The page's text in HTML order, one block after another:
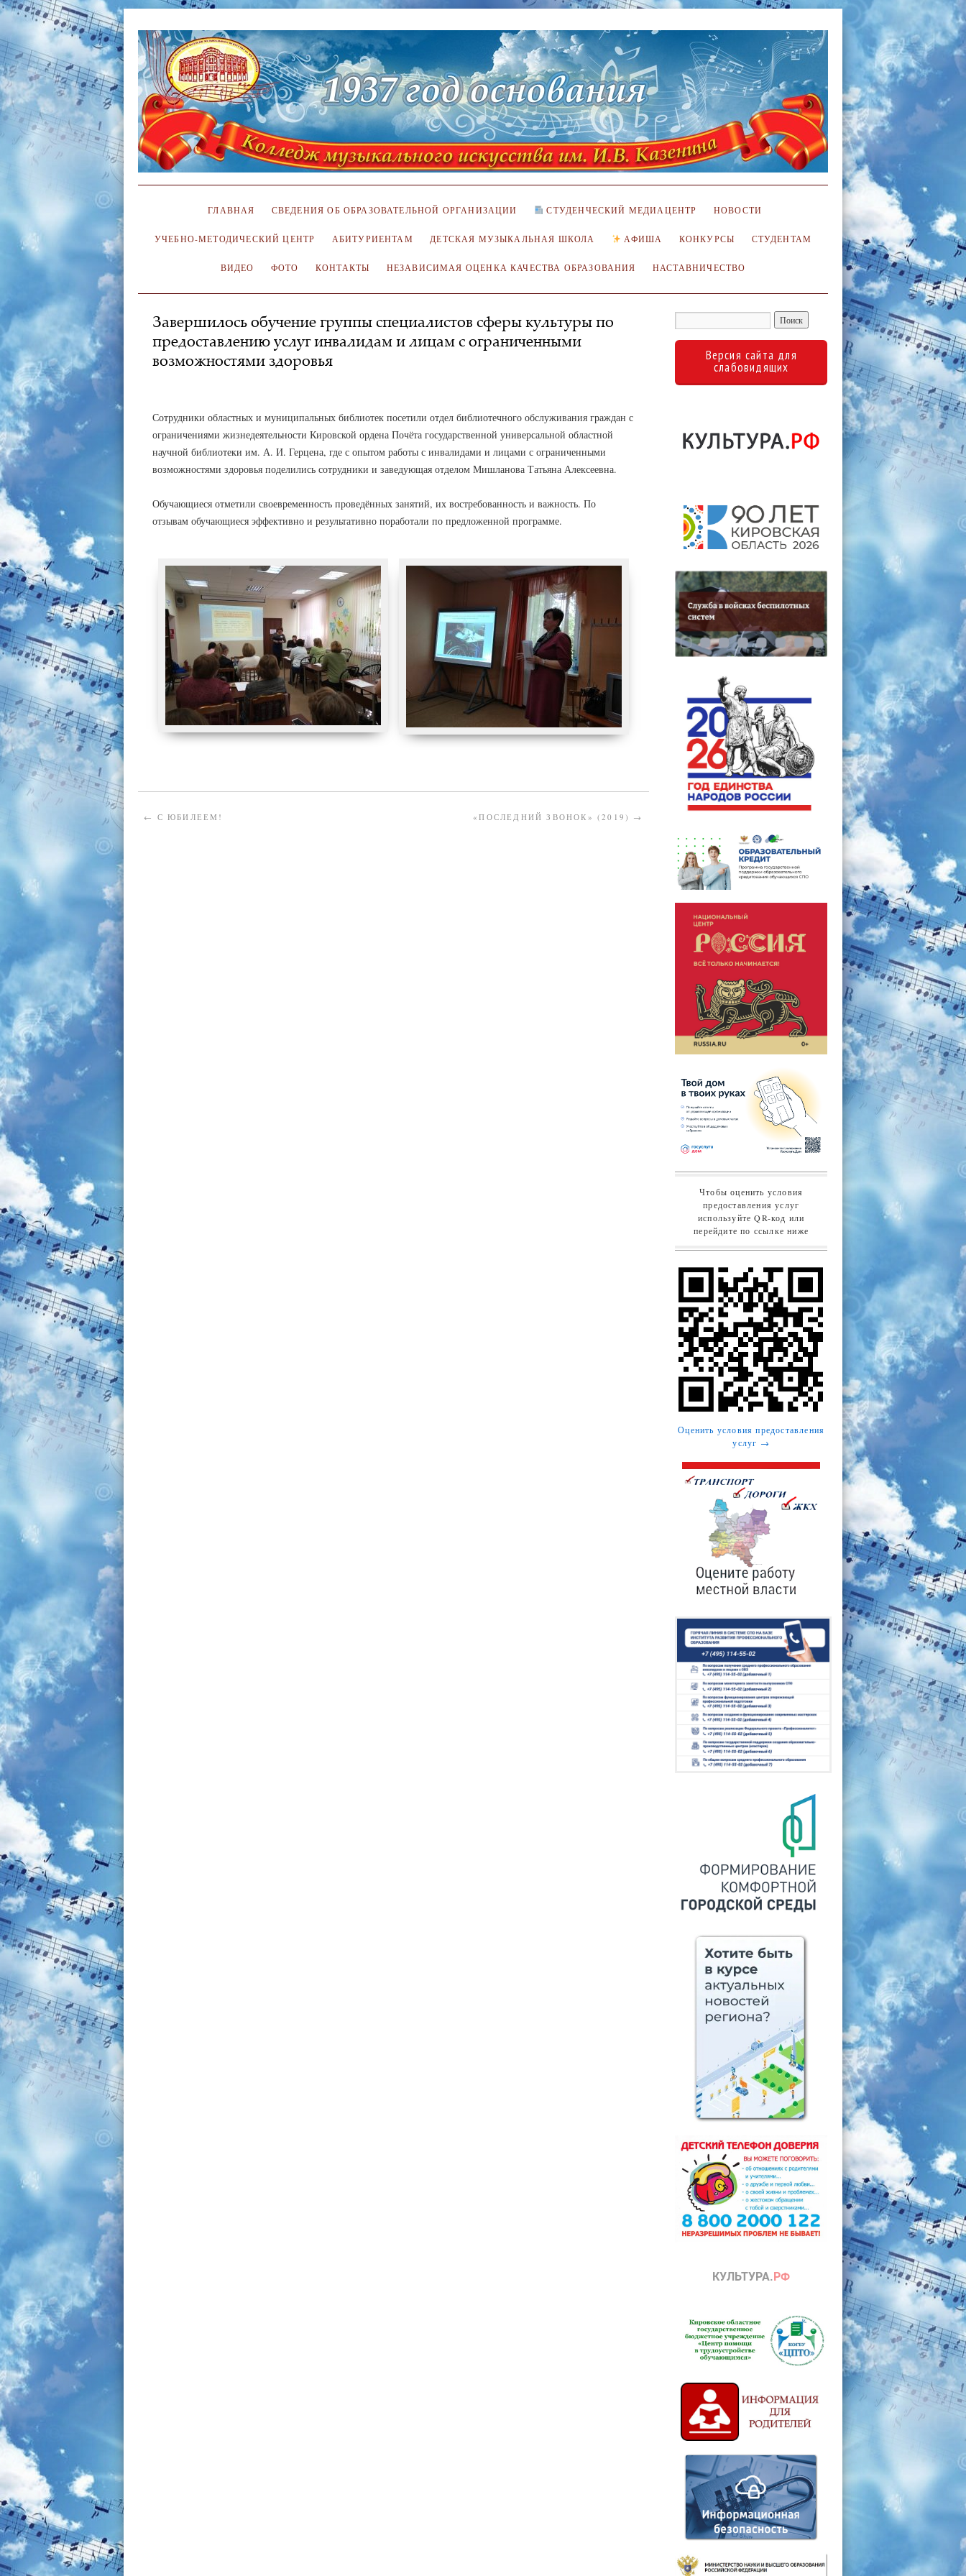
ГЛАВНАЯ СВЕДЕНИЯ ОБ ОБРАЗОВАТЕЛЬНОЙ ОРГАНИЗАЦИИ СТУДЕНЧЕСКИЙ МЕДИАЦЕНТР НОВОСТИ
УЧЕБНО-МЕТОДИЧЕСКИЙ ЦЕНТР АБИТУРИЕНТАМ ДЕТСКАЯ МУЗЫКАЛЬНАЯ ШКОЛА АФИША КОНКУРСЫ СТУДЕНТАМ
ВИДЕО ФОТО КОНТАКТЫ НЕЗАВИСИМАЯ ОЦЕНКА КАЧЕСТВА ОБРАЗОВАНИЯ НАСТАВНИЧЕСТВО
Завершилось обучение группы специалистов сферы культуры по
предоставлению услуг инвалидам и лицам с ограниченными
возможностями здоровья
Сотрудники областных и муниципальных библиотек посетили отдел библиотечного обслуживания граждан с
ограничениями жизнедеятельности Кировской ордена Почёта государственной универсальной областной
научной библиотеки им. А. И. Герцена, где с опытом работы с инвалидами и лицами с ограниченными
возможностями здоровья поделились сотрудники и заведующая отделом Мишланова Татьяна Алексеевна.
Обучающиеся отметили своевременность проведённых занятий, их востребованность и важность. По
отзывам обучающиеся эффективно и результативно поработали по предложенной программе.
← С ЮБИЛЕЕМ! «ПОСЛЕДНИЙ ЗВОНОК» (2019) →
Версия сайта для
слабовидящих
Чтобы оценить условия
предоставления услуг
используйте QR-код или
перейдите по ссылке ниже
Оценить условия предоставления
услуг →